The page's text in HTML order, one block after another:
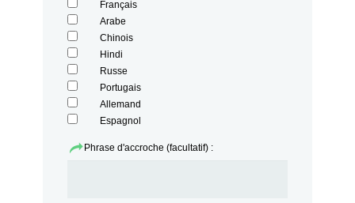
Français
Arabe
Chinois
Hindi
Russe
Portugais
Allemand
Espagnol
Phrase d'accroche (facultatif) :